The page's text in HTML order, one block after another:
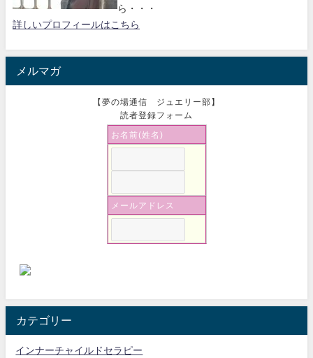
ら・・・
詳しいプロフィールはこちら
メルマガ
【夢の場通信 ジュエリー部】
読者登録フォーム
お名前(姓名)
メールアドレス
カテゴリー
インナーチャイルドセラピー